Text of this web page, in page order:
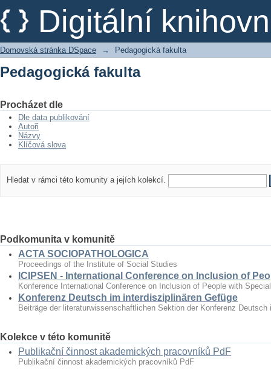
Digitální
Pedagogická fakulta
Domovská stránka DSpace → Pedagogická fakulta
Pedagogická fakulta
Procházet dle
Dle data publikování
Autoři
Názvy
Klíčová slova
Hledat v rámci této komunity a jejích kolekcí.
Podkomunita v komunitě
ACTA SOCIOPATHOLOGICA
Proceedings of the Institute of Social Studies
ICIPSEN - International Conference on Inclusion of
Konference International Conference on Inclusion of People with
Konferenz Deutsch im interdisziplinären Gefüge
Beiträge der literaturwissenschaftlichen Sektion der Konferenz
Kolekce v této komunitě
Publikační činnost akademických pracovníků PdF
Publikační činnost akademických pracovníků PdF